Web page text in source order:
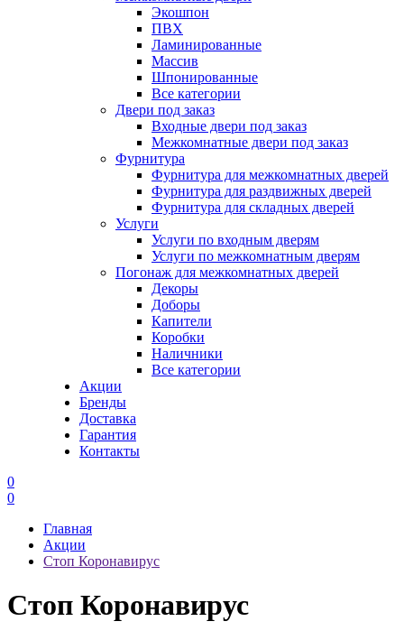
Экошпон
ПВХ
Ламинированные
Массив
Шпонированные
Все категории
Двери под заказ
Входные двери под заказ
Межкомнатные двери под заказ
Фурнитура
Фурнитура для межкомнатных дверей
Фурнитура для раздвижных дверей
Фурнитура для складных дверей
Услуги
Услуги по входным дверям
Услуги по межкомнатным дверям
Погонаж для межкомнатных дверей
Декоры
Доборы
Капители
Коробки
Наличники
Все категории
Акции
Бренды
Доставка
Гарантия
Контакты
0
0
Главная
Акции
Стоп Коронавирус
Стоп Коронавирус